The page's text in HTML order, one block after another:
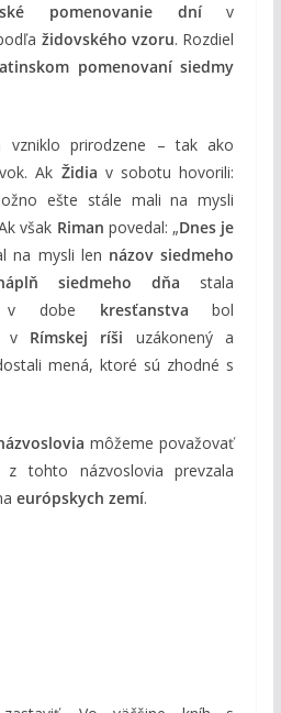
pomenovanie dnív
židovského vzoru. Rozdiel
pomenovaní siedmy
vzniklo prirodzene – tak ako
Ak Židia v sobotu hovorili:
ešte stále mali na mysli
však Riman povedal: „Dnes je
na mysli len názov siedmeho
siedmeho dňa stala
v dobe kresťanstva bol
v Rímskej ríši uzákonený a
mená, ktoré sú zhodné s
môžeme považovať
tohto názvoslovia prevzala
európskych zemí.